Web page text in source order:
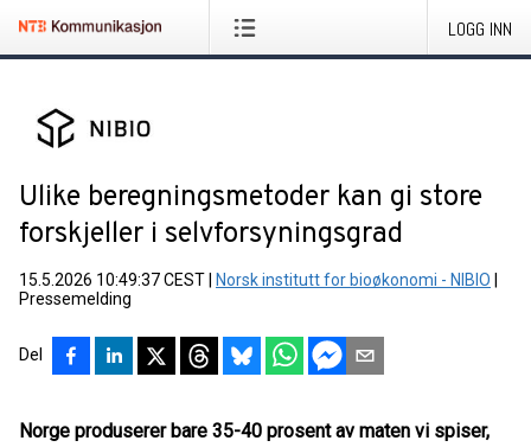
LOGG INN
Ulike beregningsmetoder kan gi store
forskjeller i selvforsyningsgrad
15.5.2026 10:49:37 CEST Norsk institutt for bioøkonomi - NIBIO
Pressemelding
Del
Norge produserer bare 35-40 prosent av maten vi spiser,